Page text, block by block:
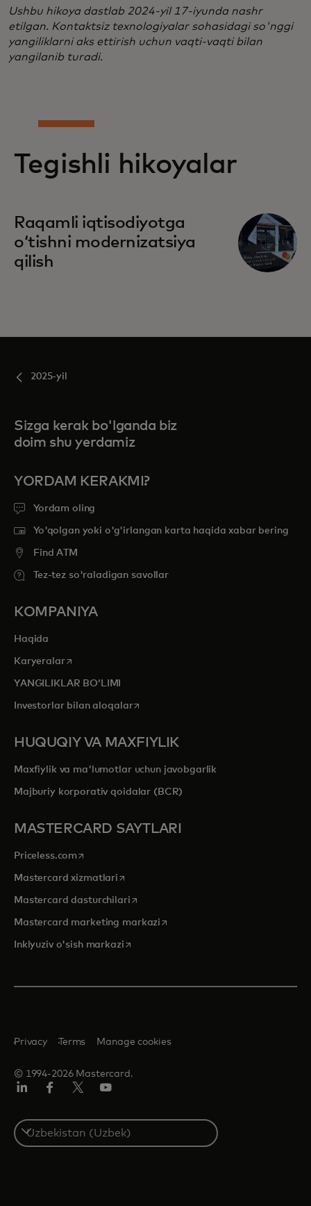
Ushbu hikoya dastlab 2024-yil 17-iyunda nashr
etilgan. Kontaktsiz texnologiyalar sohasidagi so'nggi
yangiliklarni aks ettirish uchun vaqti-vaqti bilan
yangilanib turadi.
Tegishli hikoyalar
Raqamli iqtisodiyotga
oʻtishni modernizatsiya
qilish
2025-yil
Sizga kerak bo'lganda biz
doim shu yerdamiz
YORDAM KERAKMI?
Yordam oling
Yo'qolgan yoki o'g'irlangan karta haqida xabar bering
Find ATM
Tez-tez so'raladigan savollar
KOMPANIYA
Haqida
Karyeralaropens in a new tab
YANGILIKLAR BOʻLIMI
Investorlar bilan aloqalaropens in a new tab
HUQUQIY VA MAXFIYLIK
Maxfiylik va ma'lumotlar uchun javobgarlik
Majburiy korporativ qoidalar (BCR)
MASTERCARD SAYTLARI
Priceless.com opens in a new tab
Mastercard xizmatlari opens in a new tab
Mastercard dasturchilariopens in a new tab
Mastercard marketing markazi opens in a new tab
Inklyuziv o'sish markaziopens in a new tab
© 1994-2026 Mastercard.
Privacy Terms Manage cookies
Select
a
country